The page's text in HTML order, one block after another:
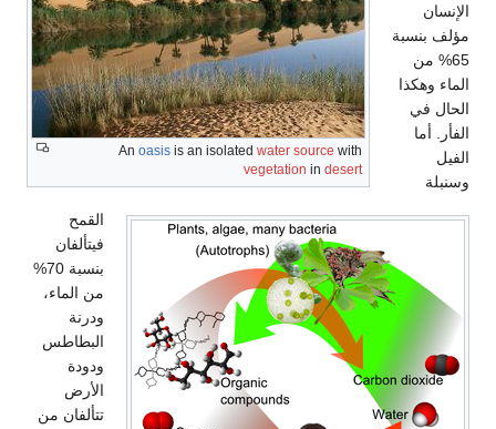
An oasis is an isolated water source with
vegetation in desert
الإنسان
مؤلف بنسبة
65% من
الماء وهكذا
الحال في
الفأر. أما
الفيل
وسنبلة
القمح
فيتألفان
بنسبة 70%
من الماء،
ودرنة
البطاطس
ودودة
الأرض
تتألفان من